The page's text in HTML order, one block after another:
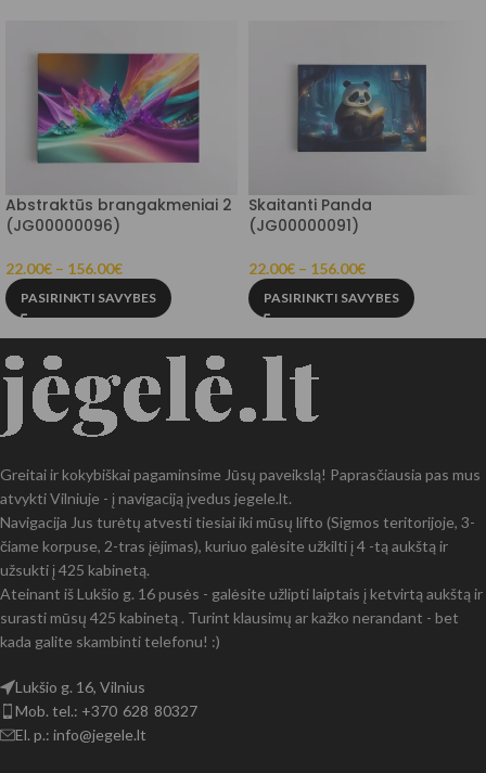
Abstraktūs brangakmeniai 2
(JG00000096)
22.00€ – 156.00€
PASIRINKTI SAVYBES
Skaitanti Panda
(JG00000091)
22.00€ – 156.00€
PASIRINKTI SAVYBES
Greitai ir kokybiškai pagaminsime Jūsų paveikslą! Paprasčiausia pas mus
atvykti Vilniuje - į navigaciją įvedus jegele.lt.
Navigacija Jus turėtų atvesti tiesiai iki mūsų lifto (Sigmos teritorijoje, 3-
čiame korpuse, 2-tras įėjimas), kuriuo galėsite užkilti į 4 -tą aukštą ir
užsukti į 425 kabinetą.
Ateinant iš Lukšio g. 16 pusės - galėsite užlipti laiptais į ketvirtą aukštą ir
surasti mūsų 425 kabinetą . Turint klausimų ar kažko nerandant - bet
kada galite skambinti telefonu! :)
Lukšio g. 16, Vilnius
Mob. tel.: +370 628 80327
El. p.: info@jegele.lt